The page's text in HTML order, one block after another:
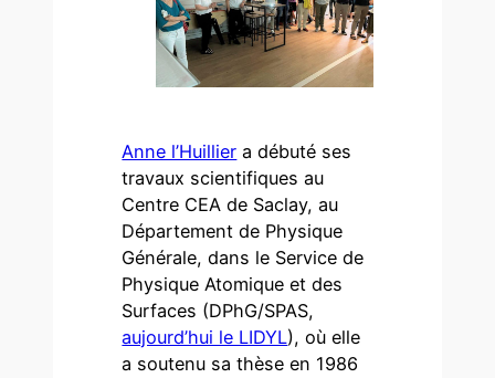
Anne l’Huillier a débuté ses
travaux scientifiques au
Centre CEA de Saclay, au
Département de Physique
Générale, dans le Service de
Physique Atomique et des
Surfaces (DPhG/SPAS,
aujourd’hui le LIDYL), où elle
a soutenu sa thèse en 1986